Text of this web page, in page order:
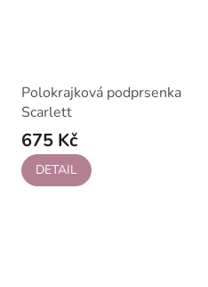
Polokrajková podprsenka
Scarlett
675 Kč
DETAIL